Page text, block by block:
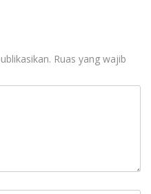
Ruas yang wajib